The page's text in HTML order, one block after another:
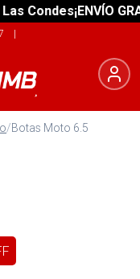
Condes¡ENVÍO
|
/Botas Moto 6.5